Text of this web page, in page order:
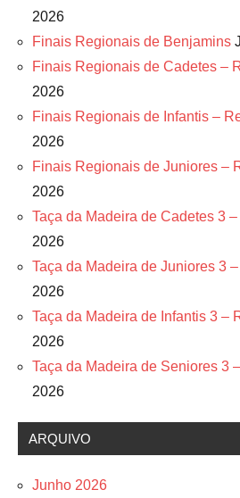
2026
Finais Regionais de Benjamins
Finais Regionais de Cadetes –
2026
Finais Regionais de Infantis –
2026
Finais Regionais de Juniores –
2026
Taça da Madeira de Cadetes 3
2026
Taça da Madeira de Juniores 3
2026
Taça da Madeira de Infantis 3 –
2026
Taça da Madeira de Seniores 3
2026
ARQUIVO
Junho 2026